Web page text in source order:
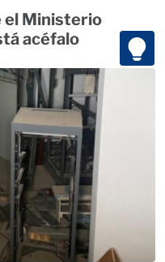
el Ministerio
acéfalo